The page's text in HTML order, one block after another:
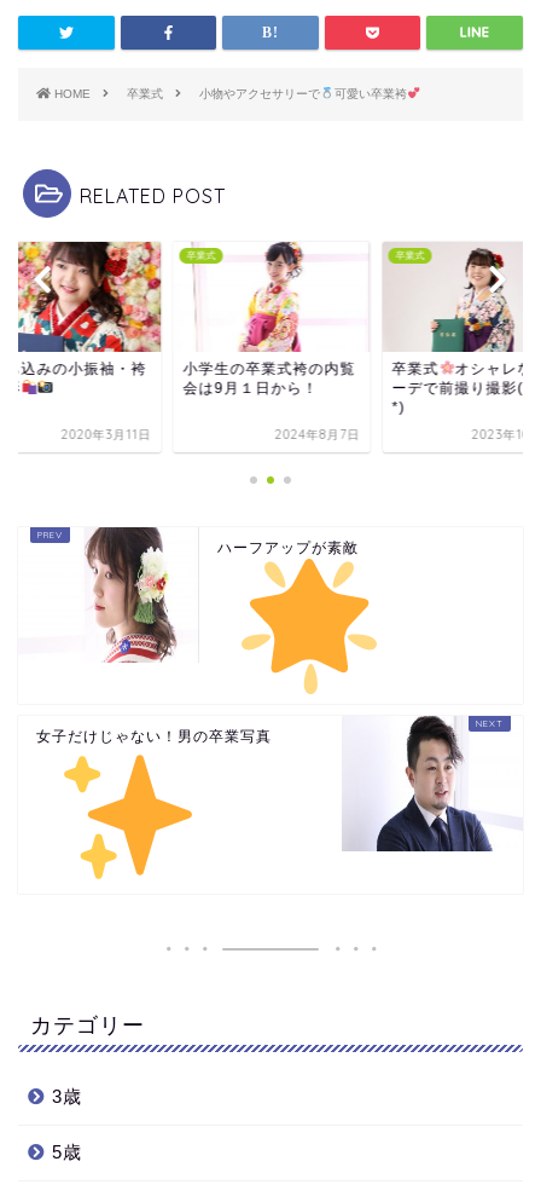
HOME 卒業式 小物やアクセサリーで 可愛い卒業袴
RELATED POST
ち込みの小振袖・袴
影
2020年3月11日
卒業式
小学生の卒業式袴の内覧
会は9月１日から！
2024年8月7日
卒業式
卒業式
オシャレな
ーデで前撮り撮影
*)
2023年10
ハーフアップが素敵
女子だけじゃない！男の卒業写真
カテゴリー
3歳
5歳